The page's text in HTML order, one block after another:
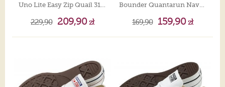
229,90 209,90zł
Bounder Quantarun Navy 403905L/NVY
169,90 159,90zł